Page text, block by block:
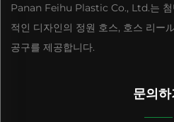
Panan Feihu Plastic Co., Ltd.는 첨
적인 디자인의 정원 호스, 호스 리ー
공구를 제공합니다.
문의하